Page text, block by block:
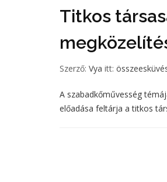
Titkos
Szerző: Vya itt:
A szabadkőművesség
előadása feltárja a titkos